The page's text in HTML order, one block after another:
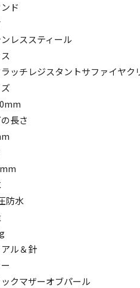
ド
レススティール
ッチレジスタントサファイヤ
長さ
防水
ル＆針
クマザーオブパール